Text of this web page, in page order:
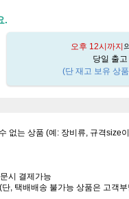
.
오후 12시까지
당일 출
(단 재고 보유 상
없는 상품 (예: 장비류, 규격size
시 결제가능
, 택배배송 불가능 상품은 고객